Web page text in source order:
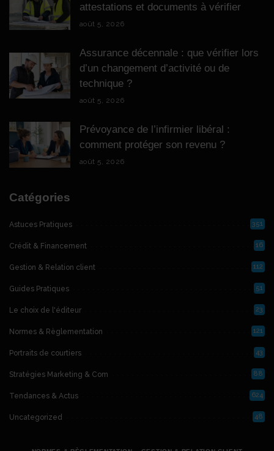
attestations et documents à vérifier
août 5, 2026
Assurance décennale : que vérifier lors
d’un changement d’activité ou de
technique ?
août 5, 2026
Prévoyance de l’infirmier libéral :
comment protéger son revenu ?
août 5, 2026
Catégories
Astuces Pratiques 351
Crédit & Financement 16
Gestion & Relation client 112
Guides Pratiques 51
Le choix de l'éditeur 23
Normes & Règlementation 121
Portraits de courtiers 43
Stratégies Marketing & Com 88
Tendances & Actus 624
Uncategorized 48